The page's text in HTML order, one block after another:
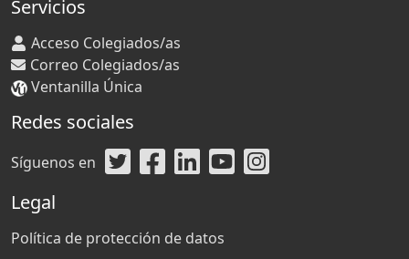
Servicios
Acceso Colegiados/as
Correo Colegiados/as
Ventanilla Única
Redes sociales
Síguenos en
Legal
Política de protección de datos